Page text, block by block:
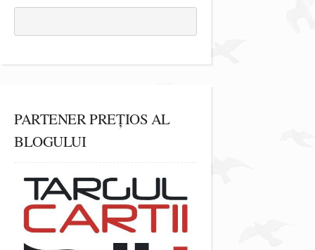
PARTENER PREȚIOS AL
BLOGULUI